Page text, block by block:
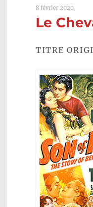
8 février 2020
Le
TITRE